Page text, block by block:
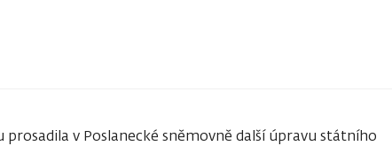
prosadila v Poslanecké sněmovně další úpravu státního